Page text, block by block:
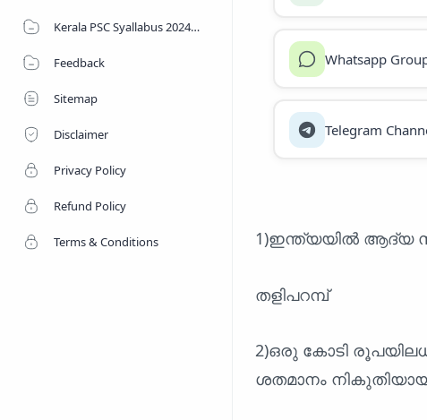
Kerala PSC Syallabus 2024
Feedback
Sitemap
Disclaimer
Privacy Policy
Refund Policy
Terms & Conditions
Whatsapp
Telegram
1)ഇന്ത്യയിൽ ആദ്യ
തളിപറമ്പ്
2)ഒരു കോടി
ശതമാനം